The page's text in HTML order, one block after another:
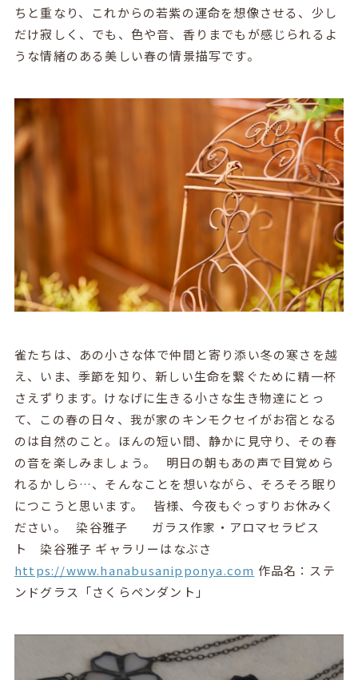
ちと重なり、これからの若紫の運命を想像させる、少し
だけ寂しく、でも、色や音、香りまでもが感じられるよ
うな情緒のある美しい春の情景描写です。
雀たちは、あの小さな体で仲間と寄り添い冬の寒さを越
え、いま、季節を知り、新しい生命を繋ぐために精一杯
さえずります。けなげに生きる小さな生き物達にとっ
て、この春の日々、我が家のキンモクセイがお宿となる
のは自然のこと。ほんの短い間、静かに見守り、その春
の音を楽しみましょう。 明日の朝もあの声で目覚めら
れるかしら…、そんなことを想いながら、そろそろ眠り
につこうと思います。 皆様、今夜もぐっすりお休みく
ださい。 染谷雅子 ガラス作家・アロマセラピス
ト 染谷雅子 ギャラリーはなぶさ
https://www.hanabusanipponya.com 作品名：ステ
ンドグラス「さくらペンダント」